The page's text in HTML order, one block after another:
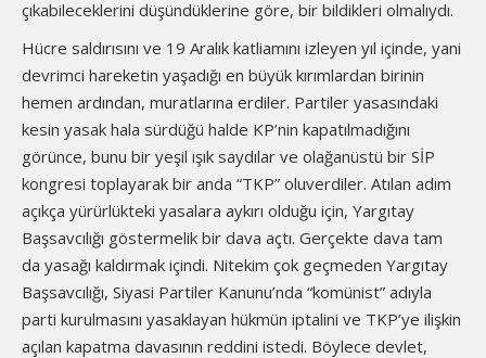
çıkabileceklerini düşündüklerine göre, bir bildikleri olmalıydı.
Hücre saldırısını ve 19 Aralık katliamını izleyen yıl içinde, yani
devrimci hareketin yaşadığı en büyük kırımlardan birinin
hemen ardından, muratlarına erdiler. Partiler yasasındaki
kesin yasak hala sürdüğü halde KP’nin kapatılmadığını
görünce, bunu bir yeşil ışık saydılar ve olağanüstü bir SİP
kongresi toplayarak bir anda “TKP” oluverdiler. Atılan adım
açıkça yürürlükteki yasalara aykırı olduğu için, Yargıtay
Başsavcılığı göstermelik bir dava açtı. Gerçekte dava tam
da yasağı kaldırmak içindi. Nitekim çok geçmeden Yargıtay
Başsavcılığı, Siyasi Partiler Kanunu’nda “komünist” adıyla
parti kurulmasını yasaklayan hükmün iptalini ve TKP’ye ilişkin
açılan kapatma davasının reddini istedi. Böylece devlet,